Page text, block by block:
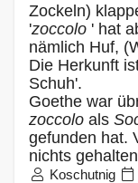
Zockeln)
'zoccolo ' hat
nämlich Huf,
Die Herkunft
Schuh'.
Goethe war
zoccolo als
gefunden hat.
nichts
Koschutnig